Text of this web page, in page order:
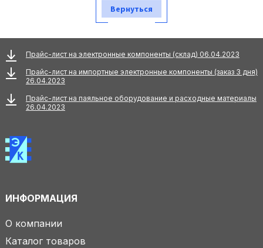
Вернуться
Прайс-лист на электронные компоненты (склад) 06.04.2023
Прайс-лист на импортные электронные компоненты (заказ 3 дня)
26.04.2023
Прайс-лист на паяльное оборудование и расходные материалы
26.04.2023
ИНФОРМАЦИЯ
О компании
Каталог товаров